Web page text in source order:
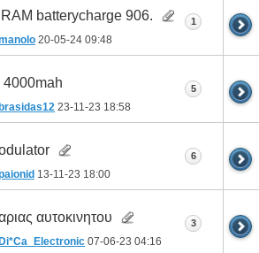
batterycharge 906.
20-05-24 09:48
1
4000mah
brasidas12 23-11-23 18:58
5
13-11-23 18:00
6
αυτοκινητου
Di*Ca_Electronic 07-06-23 04:16
3